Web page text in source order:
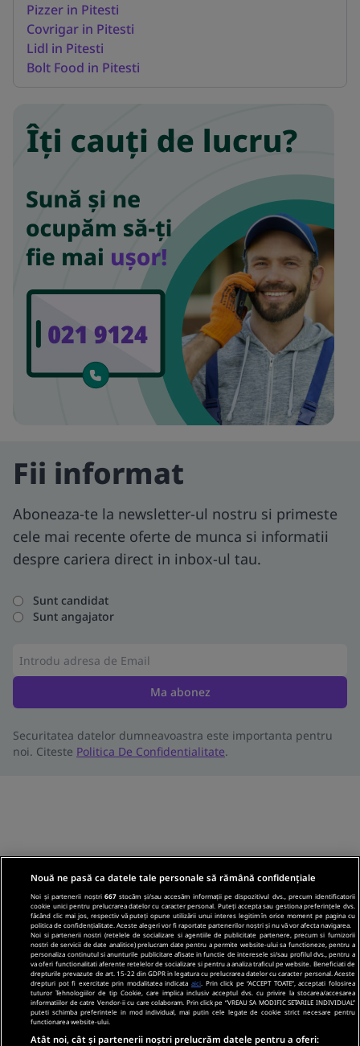
Pizzer in Pitesti
Covrigar in Pitesti
Lidl in Pitesti
Bolt Food in Pitesti
Fii informat
Aboneaza-te la newsletter-ul nostru si primeste
cele mai recente oferte de munca si informatii
despre cariera direct in inbox-ul tau.
Sunt candidat
Sunt angajator
Ma abonez
Securitatea datelor dumneavoastra este importanta pentru
noi. Citeste Politica De Confidentialitate.
Nouă ne pasă ca datele tale personale să rămână confidențiale
Noi și partenerii noștri667 stocăm și/sau accesăm informații pe dispozitivul dvs., precum identificatorii
cookie unici pentru prelucrarea datelor cu caracter personal. Puteți accepta sau gestiona preferințele dvs.
făcând clic mai jos, respectiv vă puteți opune utilizării unui interes legitim în orice moment pe pagina cu
politica de confidențialitate. Aceste alegeri vor fi raportate partenerilor noștri și nu vă vor afecta navigarea.
Noi si partenerii nostri (retelele de socializare si agentiile de publicitate partenere, precum si furnizorii
nostri de servicii de date analitice) prelucram date pentru a permite website-ului sa functioneze, pentru a
personaliza continutul si anunturile publicitare afisate in functie de interesele si/sau profilul dvs., pentru a
va oferi functionalitati aferente retelelor de socializare si pentru a analiza traficul pe website. Beneficiati de
drepturile prevazute de art. 15-22 din GDPR in legatura cu prelucrarea datelor cu caracter personal. Aceste
drepturi pot fi exercitate prin modalitatea indicata aici . Prin click pe “ACCEPT TOATE”, acceptati folosirea
tuturor Tehnologiilor de tip Cookie, care implica inclusiv acceptul dvs. cu privire la stocarea/accesarea
informatiilor de catre Vendor-ii cu care colaboram. Prin click pe “VREAU SA MODIFIC SETARILE INDIVIDUAL”
puteti schimba preferintele in mod individual, mai putin cele legate de cookie strict necesare pentru
functionarea website-ului.
Atât noi, cât și partenerii noștri prelucrăm datele pentru a oferi: